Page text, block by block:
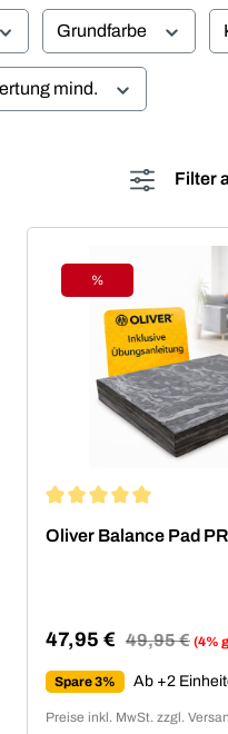
Grundfarbe
mind.
Filter
Rabatt
%
Oliver Balance Pad
Verkaufspreis:
47,95 € Regulärer Preis:
49,95 € (4%
Spare 3% Ab +2
Preise inkl. MwSt. zzgl.